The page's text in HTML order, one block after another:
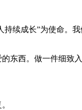
续成长”为使命
东西。做一件细致